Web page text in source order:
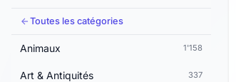
Toutes les catégories
Animaux 1'158
Art & Antiquités 337